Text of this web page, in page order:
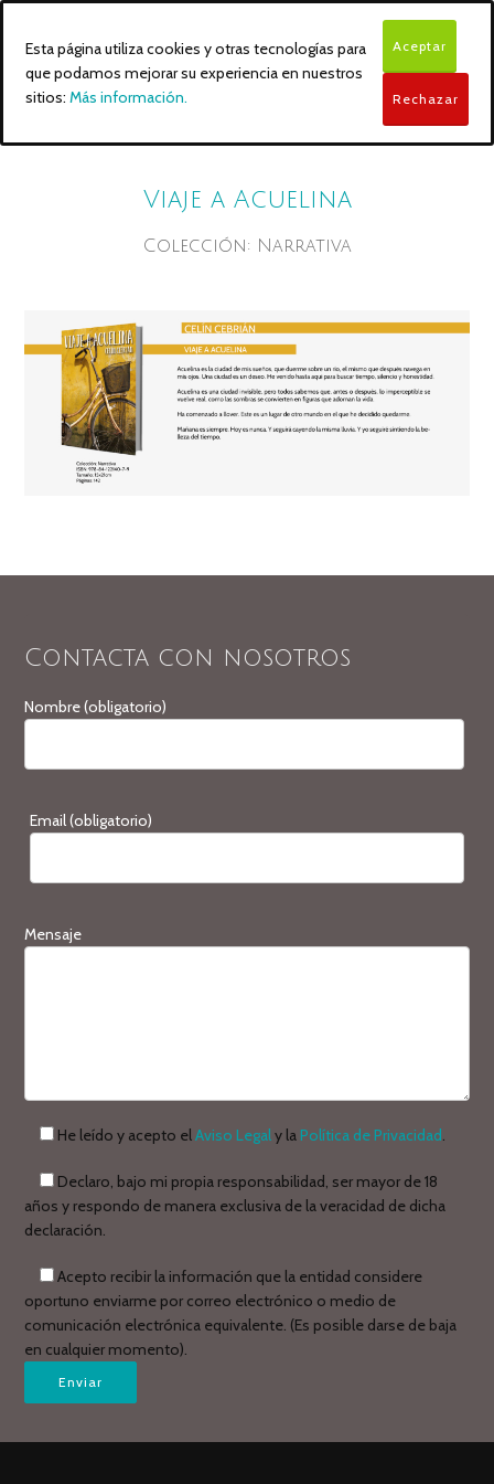
Viaje a Acuelina
Colección: Narrativa
Contacta con nosotros
Nombre (obligatorio)
Email (obligatorio)
Mensaje
He leído y acepto elAviso Legaly la Política de Privacidad.
Declaro, bajo mi propia responsabilidad, ser mayor de 18
años y respondo de manera exclusiva de la veracidad de dicha
declaración.
Acepto recibir la información que la entidad considere
oportuno enviarme por correo electrónico o medio de
comunicación electrónica equivalente. (Es posible darse de baja
en cualquier momento).
Esta página utiliza cookies y otras tecnologías para
que podamos mejorar su experiencia en nuestros
sitios: Más información.
Aceptar
Rechazar